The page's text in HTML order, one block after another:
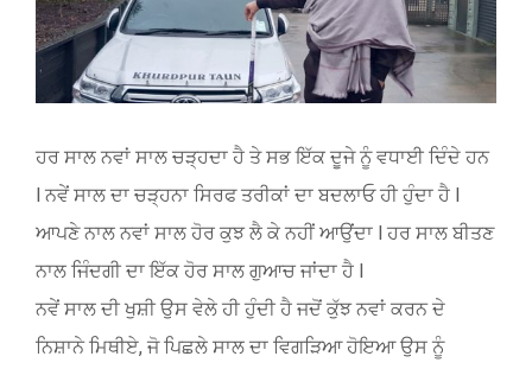
ਹਰ ਸਾਲ ਨਵਾਂ ਸਾਲ ਚੜ੍ਹਦਾ ਹੈ ਤੇ ਸਭ ਇੱਕ ਦੂਜੇ ਨੂੰ ਵਧਾਈ ਦਿੰਦੇ ਹਨ
l ਨਵੇਂ ਸਾਲ ਦਾ ਚੜ੍ਹਨਾ ਸਿਰਫ ਤਰੀਕਾਂ ਦਾ ਬਦਲਾਓ ਹੀ ਹੁੰਦਾ ਹੈ l
ਆਪਣੇ ਨਾਲ ਨਵਾਂ ਸਾਲ ਹੋਰ ਕੁਝ ਲੈ ਕੇ ਨਹੀਂ ਆਉਂਦਾ l ਹਰ ਸਾਲ ਬੀਤਣ
ਨਾਲ ਜਿੰਦਗੀ ਦਾ ਇੱਕ ਹੋਰ ਸਾਲ ਗੁਆਚ ਜਾਂਦਾ ਹੈ l
ਨਵੇਂ ਸਾਲ ਦੀ ਖੁਸ਼ੀ ਉਸ ਵੇਲੇ ਹੀ ਹੁੰਦੀ ਹੈ ਜਦੋਂ ਕੁੱਝ ਨਵਾਂ ਕਰਨ ਦੇ
ਨਿਸ਼ਾਨੇ ਮਿਥੀਏ, ਜੋ ਪਿਛਲੇ ਸਾਲ ਦਾ ਵਿਗੜਿਆ ਹੋਇਆ ਉਸ ਨੂੰ